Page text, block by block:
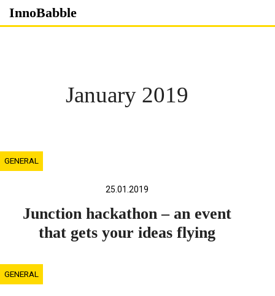
Skip
InnoBabble
January 2019
GENERAL
25.01.2019
Junction hackathon – an event
that gets your ideas flying
GENERAL